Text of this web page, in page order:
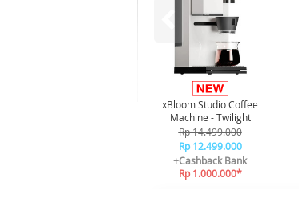
xBloom Studio Coffee
Machine - Twilight
Rp 14.499.000
Rp 12.499.000
+Cashback Bank
Rp 1.000.000*